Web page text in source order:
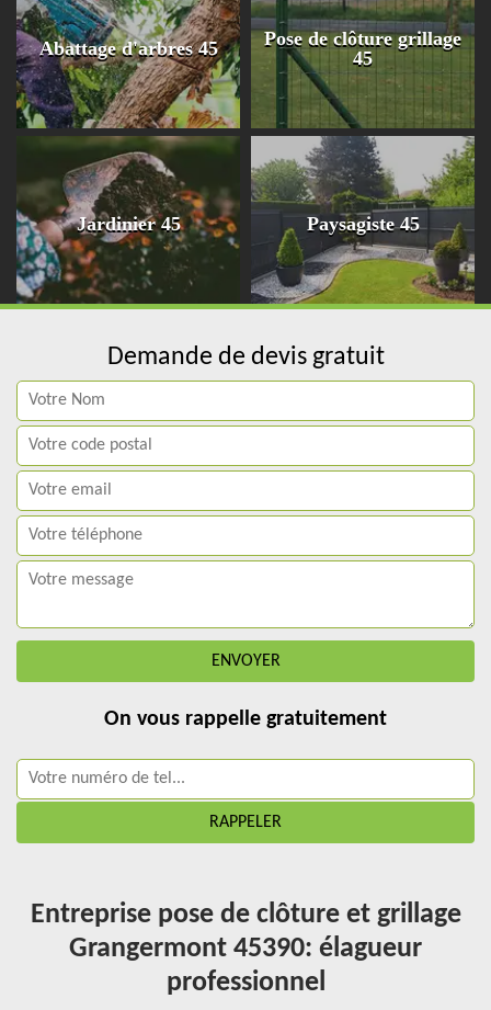
Abattage d'arbres 45
Pose de clôture grillage
45
Jardinier 45 Paysagiste 45
Demande de devis gratuit
On vous rappelle gratuitement
Entreprise pose de clôture et grillage
Grangermont 45390: élagueur
professionnel